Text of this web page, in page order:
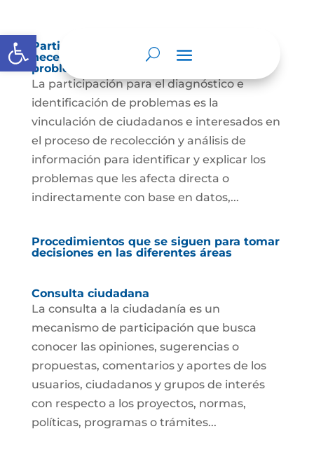
Abrir barra de herramientas
Participación para el diagnóstico de
necesidades e identificación de
problemas.
La participación para el diagnóstico e
identificación de problemas es la
vinculación de ciudadanos e interesados en
el proceso de recolección y análisis de
información para identificar y explicar los
problemas que les afecta directa o
indirectamente con base en datos,...
Procedimientos que se siguen para tomar
decisiones en las diferentes áreas
Consulta ciudadana
La consulta a la ciudadanía es un
mecanismo de participación que busca
conocer las opiniones, sugerencias o
propuestas, comentarios y aportes de los
usuarios, ciudadanos y grupos de interés
con respecto a los proyectos, normas,
políticas, programas o trámites...